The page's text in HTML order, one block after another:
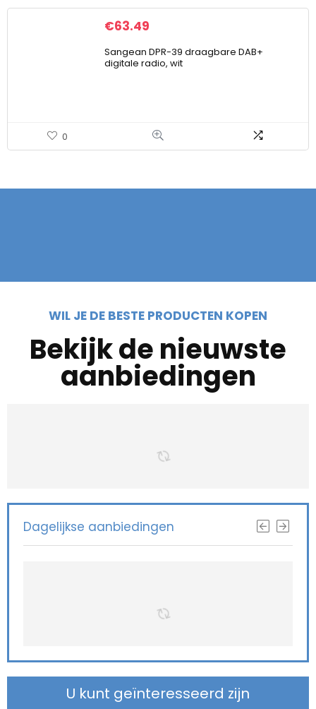
€63.49
Sangean DPR-39 draagbare DAB+
digitale radio, wit
0
WIL JE DE BESTE PRODUCTEN KOPEN
Bekijk de nieuwste
aanbiedingen
Dagelijkse aanbiedingen
U kunt geïnteresseerd zijn